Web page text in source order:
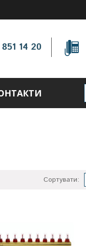
14 20
Сортувати: